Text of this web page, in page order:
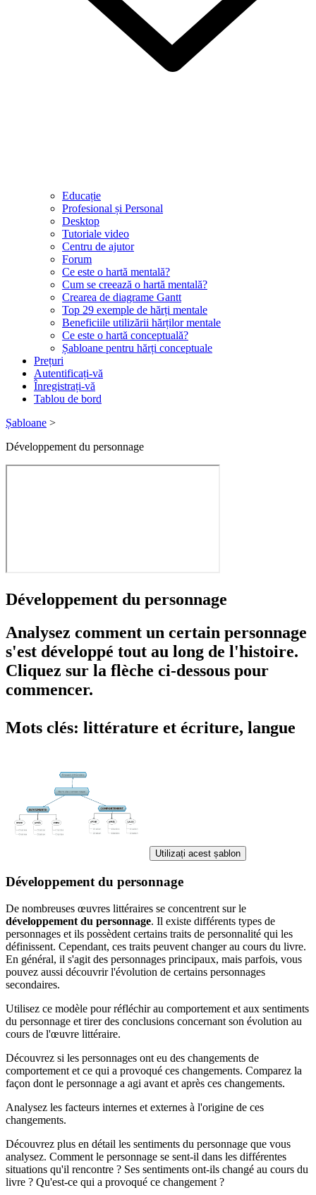
Educație
Profesional și Personal
Desktop
Tutoriale video
Centru de ajutor
Forum
Ce este o hartă mentală?
Cum se creează o hartă mentală?
Crearea de diagrame Gantt
Top 29 exemple de hărți mentale
Beneficiile utilizării hărților mentale
Ce este o hartă conceptuală?
Șabloane pentru hărți conceptuale
Prețuri
Autentificați-vă
Înregistrați-vă
Tablou de bord
Șabloane >
Développement du personnage
Développement du personnage
Analysez comment un certain personnage
s'est développé tout au long de l'histoire.
Cliquez sur la flèche ci-dessous pour
commencer.
Mots clés: littérature et écriture, langue
Utilizați acest șablon
Développement du personnage
De nombreuses œuvres littéraires se concentrent sur le
développement du personnage. Il existe différents types de
personnages et ils possèdent certains traits de personnalité qui les
définissent. Cependant, ces traits peuvent changer au cours du livre.
En général, il s'agit des personnages principaux, mais parfois, vous
pouvez aussi découvrir l'évolution de certains personnages
secondaires.
Utilisez ce modèle pour réfléchir au comportement et aux sentiments
du personnage et tirer des conclusions concernant son évolution au
cours de l'œuvre littéraire.
Découvrez si les personnages ont eu des changements de
comportement et ce qui a provoqué ces changements. Comparez la
façon dont le personnage a agi avant et après ces changements.
Analysez les facteurs internes et externes à l'origine de ces
changements.
Découvrez plus en détail les sentiments du personnage que vous
analysez. Comment le personnage se sent-il dans les différentes
situations qu'il rencontre ? Ses sentiments ont-ils changé au cours du
livre ? Qu'est-ce qui a provoqué ce changement ?